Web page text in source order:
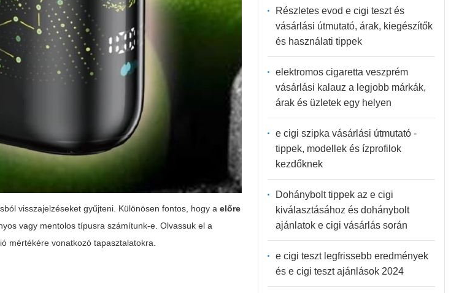
visszajelzéseket gyűjteni. Különösen fontos, hogy aelőre
vagy mentolos típusra számítunk-e. Olvassuk el a
mértékére vonatkozó tapasztalatokra.
Részletes evod e cigi teszt és
vásárlási útmutató, árak, kiegészítők
és használati tippek
elektromos cigaretta veszprém
vásárlási kalauz a legjobb márkák,
árak és üzletek egy helyen
e cigi szipka vásárlási útmutató -
tippek, modellek és ízprofilok
kezdőknek
Dohánybolt tippek az e cigi
kiválasztásához és dohánybolt
ajánlatok e cigi vásárlás során
e cigi teszt legfrissebb eredmények
és e cigi teszt ajánlások 2024